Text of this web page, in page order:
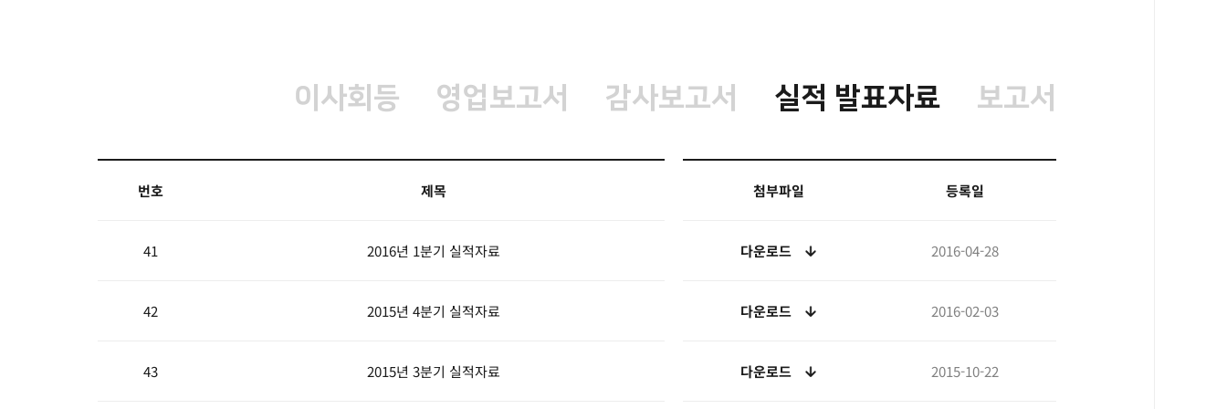
이사회등 영업보고서 감사보고서 실적 발표자료 보고서
번호 제목 첨부파일 등록일
41 2016년 1분기 실적자료 다운로드 2016-04-28
42 2015년 4분기 실적자료 다운로드 2016-02-03
43 2015년 3분기 실적자료 다운로드 2015-10-22